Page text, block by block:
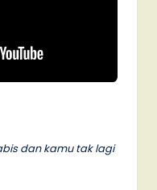
dan kamu tak lagi